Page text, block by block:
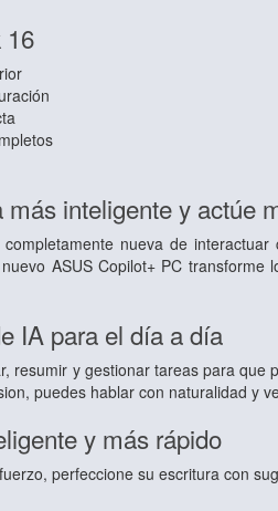
16
más inteligente y actúe
nueva de
ASUS Copilot+ PC
IA para el día a día
resumir y gestionar tareas para
puedes hablar con naturalidad y
y más rápido
perfeccione su escritura con